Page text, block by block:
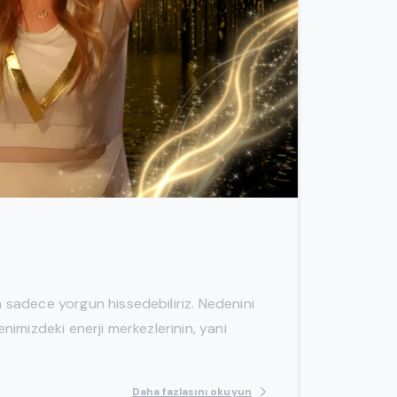
-
sadece yorgun hissedebiliriz. Nedenini
enerji merkezlerinin, yani
Daha fazlasını okuyun